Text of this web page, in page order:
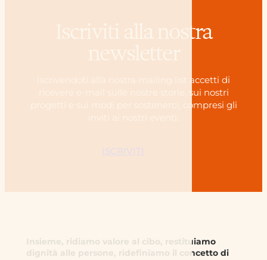
Iscriviti alla nostra
newsletter
Iscrivendoti alla nostra mailing list accetti di
ricevere e-mail sulle nostre storie, sui nostri
progetti e sui modi per sostenerci, compresi gli
inviti ai nostri eventi.
ISCRIVITI
Insieme, ridiamo valore al cibo, restituiamo
dignità alle persone, ridefiniamo il concetto di